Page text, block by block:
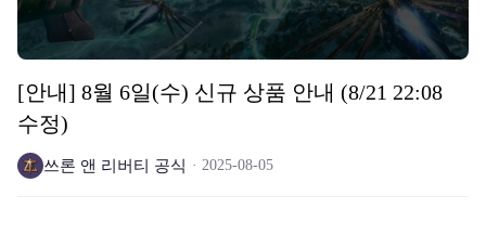
[안내] 8월 6일(수) 신규 상품 안내 (8/21 22:08
수정)
쓰론 앤 리버티 공식 2025-08-05